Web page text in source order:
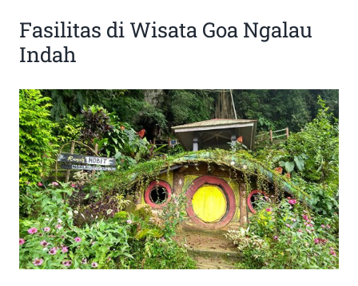
Fasilitas di Wisata Goa Ngalau
Indah